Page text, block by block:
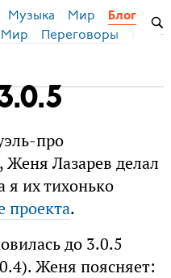
Музыка Мир Блог
Мир Переговоры
про
Лазарев делал
я их тихонько
проекта.
до 3.0.5
Женя поясняет: